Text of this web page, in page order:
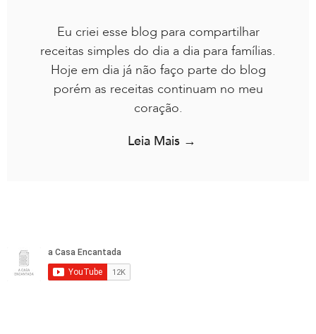
Eu criei esse blog para compartilhar
receitas simples do dia a dia para famílias.
Hoje em dia já não faço parte do blog
porém as receitas continuam no meu
coração.
Leia Mais →